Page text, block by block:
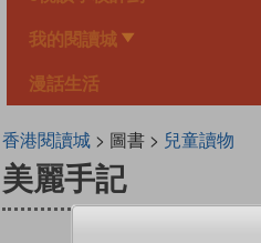
我的閱讀城
漫話生活
香港閱讀城> 圖書 > 兒童讀物
美麗手記